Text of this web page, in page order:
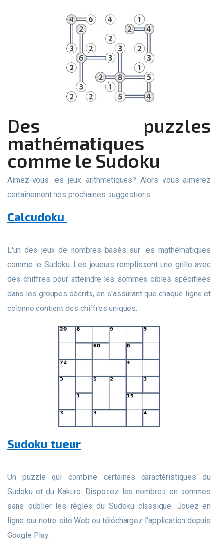
Des puzzles
mathématiques
comme le Sudoku
Aimez-vous les jeux arithmétiques? Alors vous aimerez
certainement nos prochaines suggestions.
Calcudoku
L'un des jeux de nombres basés sur les mathématiques
comme le Sudoku. Les joueurs remplissent une grille avec
des chiffres pour atteindre les sommes cibles spécifiées
dans les groupes décrits, en s'assurant que chaque ligne et
colonne contient des chiffres uniques.
Sudoku tueur
Un puzzle qui combine certaines caractéristiques du
Sudoku et du Kakuro. Disposez les nombres en sommes
sans oublier les règles du Sudoku classique. Jouez en
ligne sur notre site Web ou téléchargez l'application depuis
Google Play.